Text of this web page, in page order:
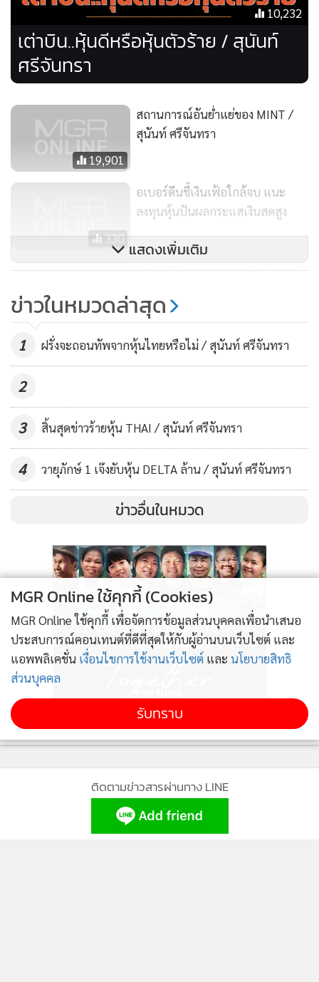
ในช่วง 2 ปีที่ผ่านมา FORTH วิ่งมาเร็วและแรง และแม้ผล
ประกอบการจะเติบโต แต่ไม่สามารถรองรับราคาหุ้นได้ทัน จน
ทำให้ปัจจัยพื้นฐานเปราะบางลง กลายเป็นหุ้นเก็งกำไร ซึ่งราคา
ตั้งอยู่บนความคาดหวังการเติบโตในอนาคต โดยเฉพาะผลกำไร
แต่ถ้าผลประกอบการไม่สดใสตามที่คาดหวัง ราคาหุ้นจะปรับตัว
ลง และอาจที่ทรุดหนัก เพราะนักลงทุนที่ผิดหวังผลประกอบการ
อาจเทขาย
และการปรับฐานในช่วงนี้ ส่วนหนึ่งอาจเกิดจากแนวโน้มผล
ประกอบการไม่สดใส โดยงวด 6 เดือนแรกปีนี้เป็นการส่ง
สัญญาณเตือนก็ได้
ไม่มีบทวิเคราะห์โบรกเกอร์ใดประมาณการราคาเป้าหมายหุ้น
FORTH ไว้ นอกจากนักลงทุนจะตั้งสมมติฐานกันเอง แต่ราคาใน
ระดับค่าพี/อี เรโช กว่า 70 เท่า จึงอยู่ในข่ายหุ้นที่มีความเสี่ยง
ขายทำกำไร
10,232
เต่าบิน..หุ้นดีหรือหุ้นตัวร้าย / สุนันท์
ศรีจันทรา
19,901
สถานการณ์อันย่ำแย่ของ MINT /
สุนันท์ ศรีจันทรา
330
อเบอร์ดีนชี้เงินเฟ้อใกล้จบ แนะ
ลงทุนหุ้นปันผลกระแสเงินสดสูง
3,414
ลาก NFC สวนหุ้นขาลง / สุนันท์ ศรี
แสดงเพิ่มเติม
ข่าวในหมวดล่าสุด
1 ฝรั่งจะถอนทัพจากหุ้นไทยหรือไม่ / สุนันท์ ศรีจันทรา
2
3 สิ้นสุดข่าวร้ายหุ้น THAI / สุนันท์ ศรีจันทรา
4 วายุภักษ์ 1 เจ๊งยับหุ้น DELTA ล้าน / สุนันท์ ศรีจันทรา
ข่าวอื่นในหมวด
ติดตามข่าวสารผ่านทาง LINE
MGR Online ใช้คุกกี้ (Cookies)
MGR Online ใช้คุกกี้ เพื่อจัดการข้อมูลส่วนบุคคลเพื่อนำเสนอ
ประสบการณ์คอนเทนต์ที่ดีที่สุดให้กับผู้อ่านบนเว็บไซต์ และ
แอพพลิเคชั่น เงื่อนไขการใช้งานเว็บไซต์ และ นโยบายสิทธิ
ส่วนบุคคล
รับทราบ